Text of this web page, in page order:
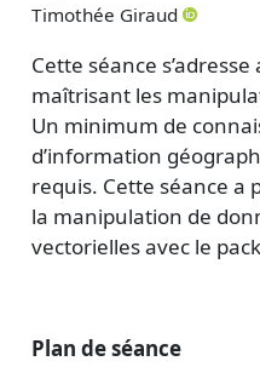
Timothée Giraud
Cette séance
maîtrisant les
Un minimum de
d’information
requis. Cette séance a
la manipulation de
vectorielles avec le
Plan de séance